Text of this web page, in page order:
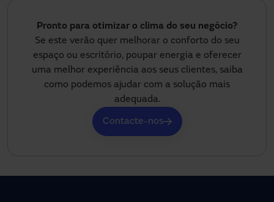
Pronto para otimizar o clima do seu negócio?
Se este verão quer melhorar o conforto do seu
espaço ou escritório, poupar energia e oferecer
uma melhor experiência aos seus clientes, saiba
como podemos ajudar com a solução mais
adequada.
Contacte-nos